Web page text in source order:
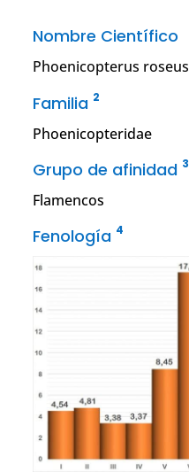
Nombre Científico
Phoenicopterus roseus
Familia 2
Phoenicopteridae
Grupo de afinidad 3
Flamencos
Fenología 4